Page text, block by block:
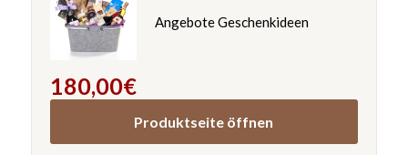
180,00€
Angebote Geschenkideen
Produktseite öffnen